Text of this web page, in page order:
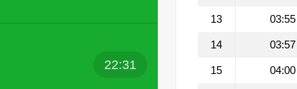
22:31
13 03:55
14 03:57
15 04:00